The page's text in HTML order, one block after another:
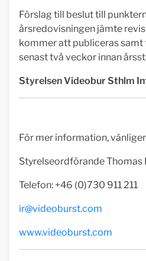
Förslag till beslut till
årsredovisningen jämte
kommer att publiceras samt
senast två veckor innan
Styrelsen Videobur Sthlm
För mer information,
Styrelseordförande Thomas
Telefon: +46 (0)730 911 211
ir@videoburst.com
www.videoburst.com